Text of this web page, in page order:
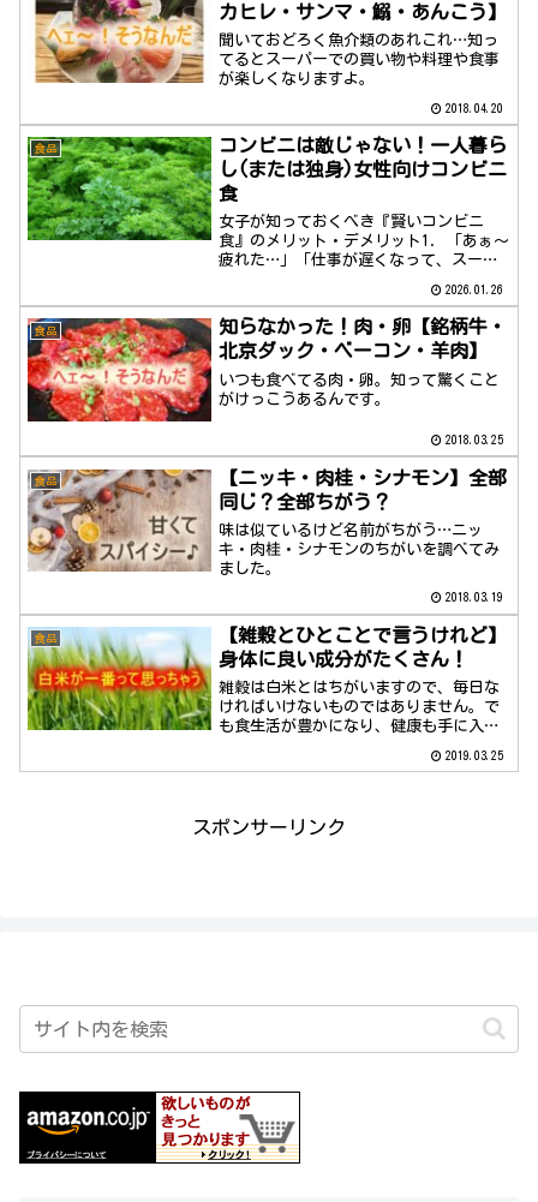
カヒレ・サンマ・鰯・あんこう】
聞いておどろく魚介類のあれこれ…知っ
てるとスーパーでの買い物や料理や食事
が楽しくなりますよ。
2018.04.20
食品
コンビニは敵じゃない！一人暮ら
し(または独身)女性向けコンビニ
食
女子が知っておくべき『賢いコンビニ
食』のメリット・デメリット1. 「あぁ～
疲れた…」「仕事が遅くなって、スーパ
ない…」そんな毎日の救世主、コンビ
ニ。利用したいけど、なんか後ろめた
い…まい罪悪感を感じる必要...
2026.01.26
食品
知らなかった！肉・卵【銘柄牛・
北京ダック・ベーコン・羊肉】
いつも食べてる肉・卵。知って驚くこと
がけっこうあるんです。
2018.03.25
食品
【ニッキ・肉桂・シナモン】全部
同じ？全部ちがう？
味は似ているけど名前がちがう…ニッ
キ・肉桂・シナモンのちがいを調べてみ
ました。
2018.03.19
食品
【雑穀とひとことで言うけれど】
身体に良い成分がたくさん！
雑穀は白米とはちがいますので、毎日な
ければいけないものではありません。で
も食生活が豊かになり、健康も手に入り
2019.03.25
スポンサーリンク